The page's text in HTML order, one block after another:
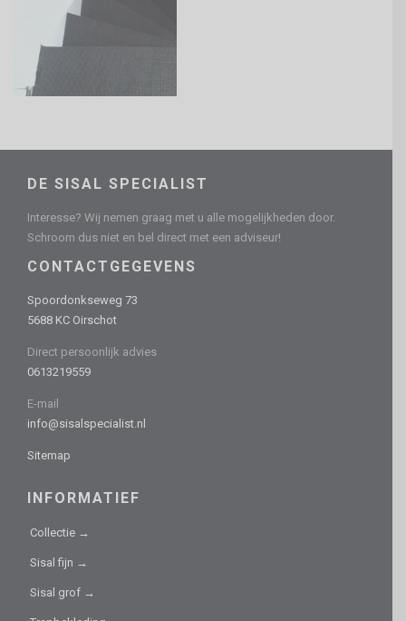
DE SISAL SPECIALIST
Interesse? Wij nemen graag met u alle mogelijkheden door.
Schroom dus niet en bel direct met een adviseur!
CONTACTGEGEVENS
Spoordonkseweg 73
5688 KC Oirschot
Direct persoonlijk advies
0613219559
E-mail
info@sisalspecialist.nl
Sitemap
INFORMATIEF
Collectie →
Sisal fijn →
Sisal grof →